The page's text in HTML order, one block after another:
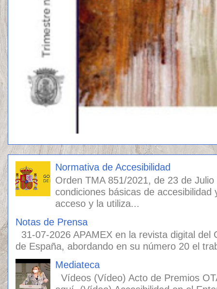
Normativa de Accesibilidad
Orden TMA 851/2021, de 23 de
condiciones básicas de
acceso y la utiliza...
Notas de Prensa
31-07-2026 APAMEX en la revista digital del
de España, abordando en su número 20 el
Mediateca
Vídeos (Vídeo) Acto de Premios